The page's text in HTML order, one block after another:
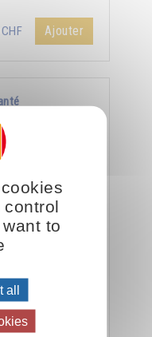
Ajouter
maladie, c’est
control
to
all